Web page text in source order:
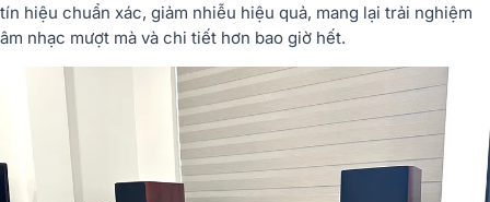
tín hiệu chuẩn xác, giảm nhiễu hiệu quả, mang lại trải nghiệm
âm nhạc mượt mà và chi tiết hơn bao giờ hết.